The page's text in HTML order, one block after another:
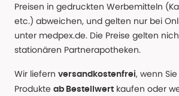
Preisen in gedruckten Werbemitteln
etc.) abweichen, und gelten nur bei
unter medpex.de. Die Preise gelten
stationären Partnerapotheken.
Wir liefern versandkostenfrei, wenn
Produkte ab Bestellwert kaufen oder